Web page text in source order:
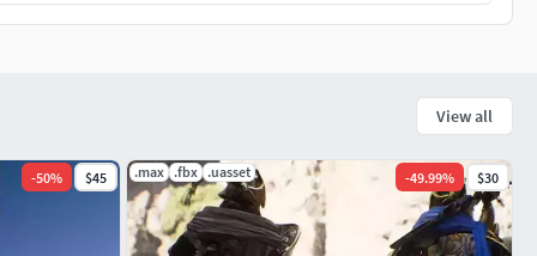
View all
-50% $45 .max .fbx .uasset -49.99% $30